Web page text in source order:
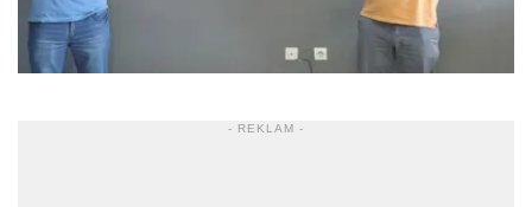
- REKLAM -